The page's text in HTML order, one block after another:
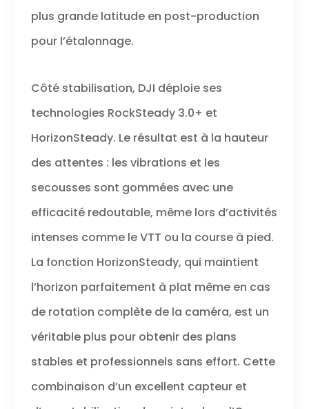
l’enregistrement en
Séquences ultra-
stables – Obtenez
des séquences
stables et de
HorizonSteady à
360°[17]. Idéal pour
le vlogging et la
capture de sports
quelle perspective,
secousse. Audio
professionnel –
Capturez un audio
clair avec la
microphone DJI et
obtenez l’audio de
l’émetteur DJI Mic
2/Mic Mini
directement sans
plus grande latitude en post-production
pour l’étalonnage.
Côté stabilisation, DJI déploie ses
technologies RockSteady 3.0+ et
HorizonSteady. Le résultat est à la hauteur
des attentes : les vibrations et les
secousses sont gommées avec une
efficacité redoutable, même lors d’activités
intenses comme le VTT ou la course à pied.
La fonction HorizonSteady, qui maintient
l’horizon parfaitement à plat même en cas
de rotation complète de la caméra, est un
véritable plus pour obtenir des plans
stables et professionnels sans effort. Cette
combinaison d’un excellent capteur et